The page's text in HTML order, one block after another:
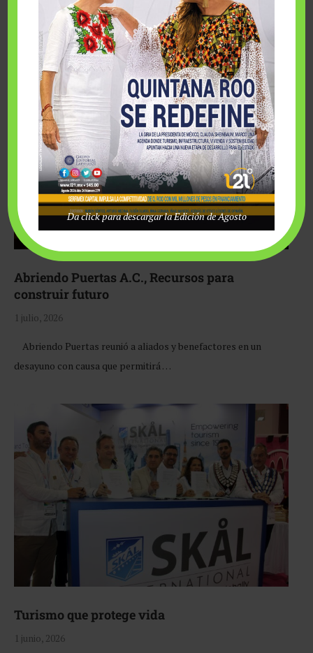
Fairmont Mayakoba y Make-A-Wish México unieron
esfuerzos para hacer realidad el deseo de una …
Abriendo Puertas A.C., Recursos para
construir futuro
1 julio, 2026
Abriendo Puertas reunió a aliados y benefactores en un
desayuno con causa que permitirá …
Turismo que protege vida
1 junio, 2026
Da click para descargar la Edición de Agosto